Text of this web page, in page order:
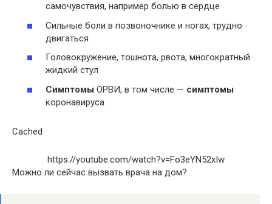
самочувствия, например болью в сердце
Сильные боли в позвоночнике и ногах, трудно
двигаться
Головокружение, тошнота, рвота, многократный
жидкий стул
Симптомы ОРВИ, в том числе — симптомы
коронавируса
Cached
https://youtube.com/watch?v=Fo3eYN52xIw
Можно ли сейчас вызвать врача на дом?